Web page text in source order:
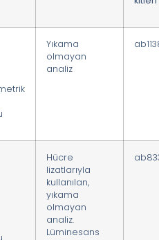
Yıkama
olmayan
analiz
Hücre
lizatlarıyla
kullanılan,
yıkama
olmayan
analiz.
Lüminesans